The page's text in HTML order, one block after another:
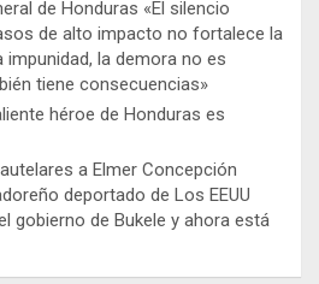
de Honduras «El silencio
de alto impacto no fortalece la
la demora no es
tiene consecuencias»
héroe de Honduras es
a Elmer Concepción
deportado de Los EEUU
gobierno de Bukele y ahora está